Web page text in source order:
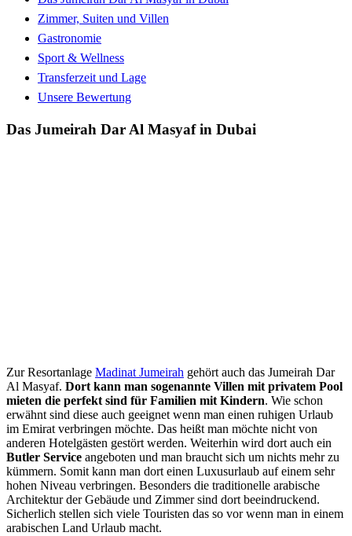
Zimmer, Suiten und Villen
Gastronomie
Sport & Wellness
Transferzeit und Lage
Unsere Bewertung
Das Jumeirah Dar Al Masyaf in Dubai
Zur Resortanlage Madinat Jumeirah gehört auch das Jumeirah Dar
Al Masyaf. Dort kann man sogenannte Villen mit privatem Pool
mieten die perfekt sind für Familien mit Kindern. Wie schon
erwähnt sind diese auch geeignet wenn man einen ruhigen Urlaub
im Emirat verbringen möchte. Das heißt man möchte nicht von
anderen Hotelgästen gestört werden. Weiterhin wird dort auch ein
Butler Service angeboten und man braucht sich um nichts mehr zu
kümmern. Somit kann man dort einen Luxusurlaub auf einem sehr
hohen Niveau verbringen. Besonders die traditionelle arabische
Architektur der Gebäude und Zimmer sind dort beeindruckend.
Sicherlich stellen sich viele Touristen das so vor wenn man in einem
arabischen Land Urlaub macht.